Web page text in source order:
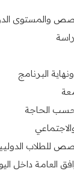
والمستوى
البرنامج
حسب الحاجة
للطلاب
العامة داخل